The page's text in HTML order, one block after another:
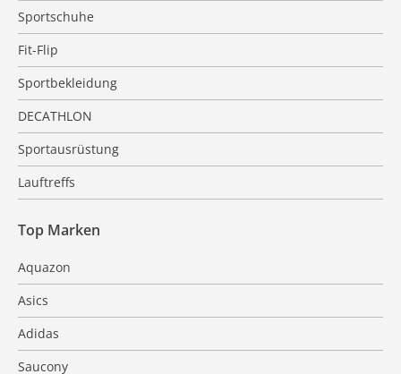
Sportschuhe
Fit-Flip
Sportbekleidung
DECATHLON
Sportausrüstung
Lauftreffs
Top Marken
Aquazon
Asics
Adidas
Saucony